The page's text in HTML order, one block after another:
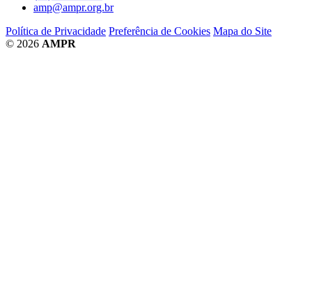
amp@ampr.org.br
Política de Privacidade Preferência de Cookies Mapa do Site
© 2026 AMPR